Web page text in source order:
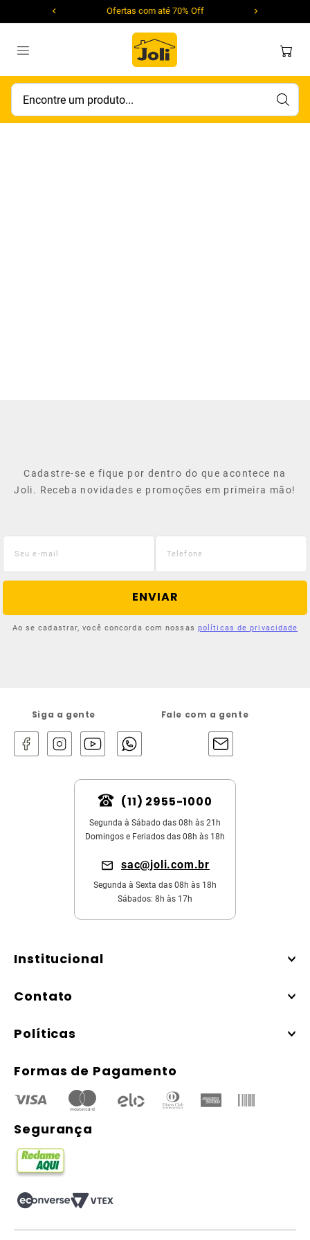
Ofertas com até 70% Off
Encontre um produto...
Cadastre-se e fique por dentro do que acontece na
Joli. Receba novidades e promoções em primeira mão!
ENVIAR
Ao se cadastrar, você concorda com nossas políticas de privacidade
Siga a gente Fale com a gente
(11) 2955-1000
Segunda à Sábado das 08h às 21h
Domingos e Feriados das 08h às 18h
sac@joli.com.br
Segunda à Sexta das 08h às 18h
Sábados: 8h às 17h
Institucional
Contato
Políticas
Formas de Pagamento
Segurança